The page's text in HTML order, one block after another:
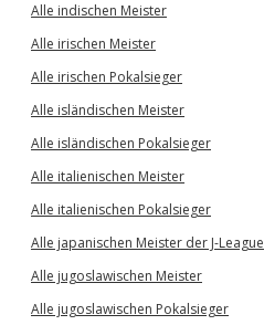
Alle indischen Meister
Alle irischen Meister
Alle irischen Pokalsieger
Alle isländischen Meister
Alle isländischen Pokalsieger
Alle italienischen Meister
Alle italienischen Pokalsieger
Alle japanischen Meister der J-League
Alle jugoslawischen Meister
Alle jugoslawischen Pokalsieger